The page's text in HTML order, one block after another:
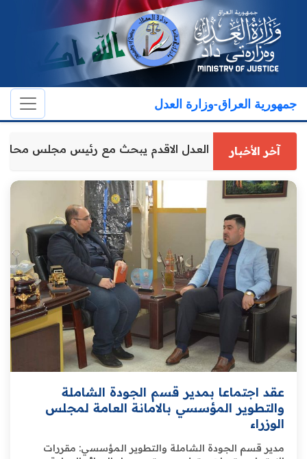
جمهورية العراق-وزارة العدل
آخر الأخباروكيل وزارة العدل الاقدم يبحث مع رئيس مجلس
عقد اجتماعا بمدير قسم الجودة الشاملة
والتطوير المؤسسي بالامانة العامة لمجلس
الوزراء
مدير قسم الجودة الشاملة والتطوير المؤسسي: مقررات